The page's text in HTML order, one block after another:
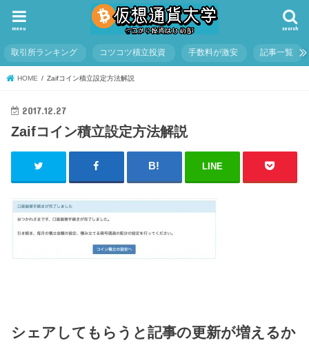
search
menu
取引所ランキング コツコツ積立投資 手数料が激安 記事一覧
HOME Zaifコイン積立設定方法解説
2017.12.27
Zaifコイン積立設定方法解説
LINE
シェアしてもらうと記事の更新が増えるか